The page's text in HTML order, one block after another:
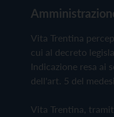
Vita Trentina
cui al decreto
Indicazione resa ai
dell'art. 5 del
Vita Trentina,